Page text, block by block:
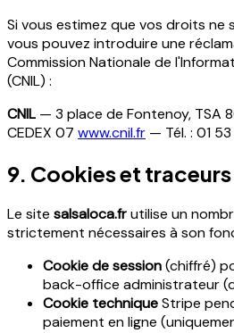
Si vous estimez que vos droits ne
vous pouvez introduire une
Commission Nationale de
(CNIL) :
CNIL — 3 place de Fontenoy, TSA
CEDEX 07 www.cnil.fr — Tél. : 01
9. Cookies et traceurs
Le site salsaloca.frutilise un
strictement nécessaires à son
Cookie de session(chiffré)
back-office administrateur
Cookie techniqueStripe
paiement en ligne